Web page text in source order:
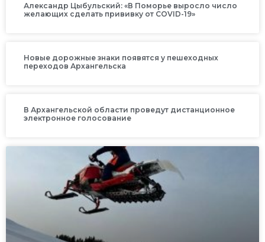
Александр Цыбульский: «В Поморье выросло число
желающих сделать прививку от COVID-19»
Новые дорожные знаки появятся у пешеходных
переходов Архангельска
В Архангельской области проведут дистанционное
электронное голосование